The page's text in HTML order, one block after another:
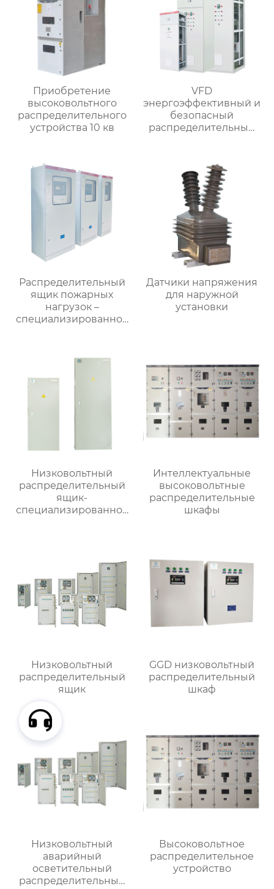
Приобретение
высоковольтного
распределительного
устройства 10 кв
VFD
энергоэффективный и
безопасный
распределительный
Распределительный
ящик пожарных
нагрузок –
специализированное
Датчики напряжения
для наружной
установки
Низковольтный
распределительный
ящик-
специализированное
Интеллектуальные
высоковольтные
распределительные
шкафы
Низковольтный
распределительный
ящик
GGD низковольтный
распределительный
шкаф
Низковольтный
аварийный
осветительный
распределительный
Высоковольтное
распределительное
устройство